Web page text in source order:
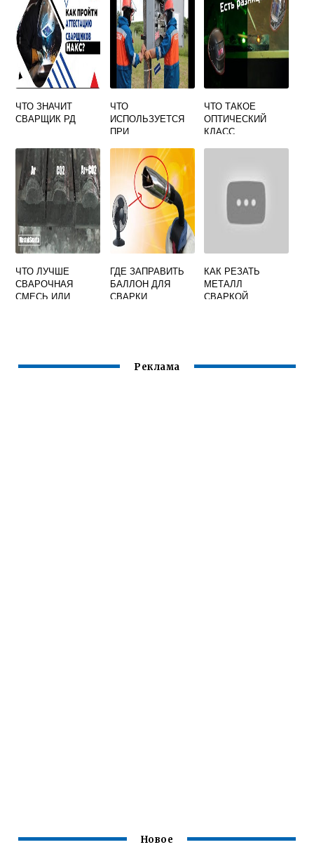
ДВУСТОРОННЕЙ
АВТОМАТИЧЕСКО
Й СВАРКЕ ПОД
ФЛЮСОМ ОТВЕТ
ЧТО ЗНАЧИТ
СВАРЩИК РД
ЧТО
ИСПОЛЬЗУЕТСЯ
ПРИ
ПЕРЕНОСНОЙ
ИЛИ
ПЕРЕДВИЖНОЙ
ЭЛЕКТРОСВАРОЧ
НОЙ УСТАНОВКИ
ЧТО ТАКОЕ
ОПТИЧЕСКИЙ
КЛАСС
ЧТО ЛУЧШЕ
СВАРОЧНАЯ
СМЕСЬ ИЛИ
ГДЕ ЗАПРАВИТЬ
БАЛЛОН ДЛЯ
СВАРКИ
КАК РЕЗАТЬ
МЕТАЛЛ
СВАРКОЙ
Реклама
Новое